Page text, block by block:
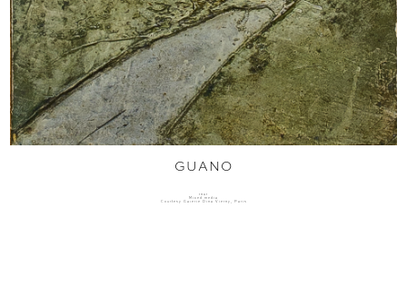
GUANO
1961
Mixed media
Courtesy Galerie Dina Vierny, Paris